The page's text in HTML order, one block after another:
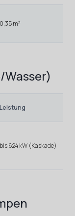
0,35 m²
Wasser)
Leistung
bis 624 kW (Kaskade)